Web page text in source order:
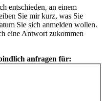
entschieden, an einem
Sie mir kurz, was Sie
Sie sich anmelden wollen.
eine Antwort zukommen
anfragen für: